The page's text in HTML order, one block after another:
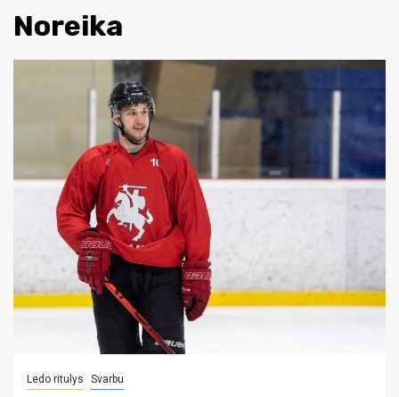
Noreika
Ledo ritulys Svarbu